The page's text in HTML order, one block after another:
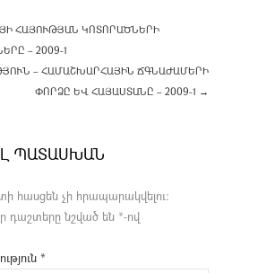
ՀԱՅՈՒԹՅԱՆ ԿՈՏՈՐԱԾՆԵՐԻ
– 2009-1
– ՀԱՄԱՇԽԱՐՀԱՅԻՆ ՃԳՆԱԺԱՄԵՐԻ
ՓՈՐՁԸ ԵՎ ՀԱՅԱՍՏԱՆԸ – 2009-1 →
ՊԱՏԱՍԽԱՆ
հասցեն չի հրապարակվելու։
նշված են *-ով
*